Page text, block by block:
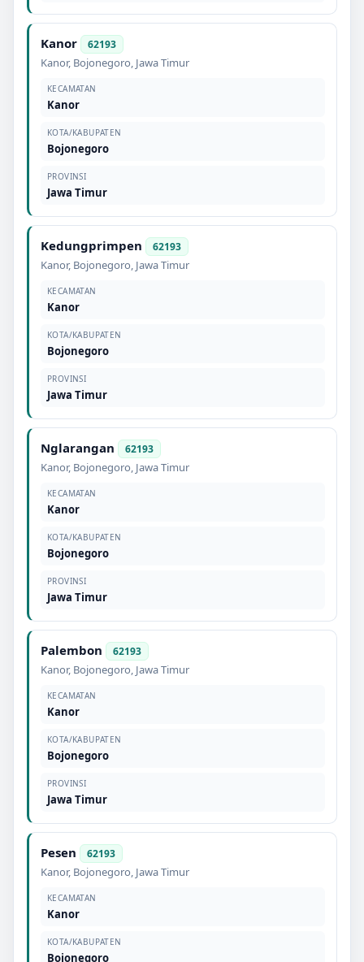
Kanor 62193
Kanor, Bojonegoro, Jawa Timur
KECAMATAN
Kanor
KOTA/KABUPATEN
Bojonegoro
PROVINSI
Jawa Timur
Kedungprimpen 62193
Kanor, Bojonegoro, Jawa Timur
KECAMATAN
Kanor
KOTA/KABUPATEN
Bojonegoro
PROVINSI
Jawa Timur
Nglarangan 62193
Kanor, Bojonegoro, Jawa Timur
KECAMATAN
Kanor
KOTA/KABUPATEN
Bojonegoro
PROVINSI
Jawa Timur
Palembon 62193
Kanor, Bojonegoro, Jawa Timur
KECAMATAN
Kanor
KOTA/KABUPATEN
Bojonegoro
PROVINSI
Jawa Timur
Pesen 62193
Kanor, Bojonegoro, Jawa Timur
KECAMATAN
Kanor
KOTA/KABUPATEN
Bojonegoro